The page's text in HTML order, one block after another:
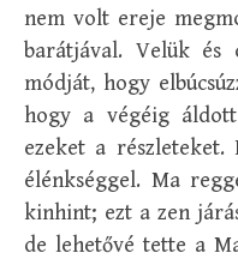
nem volt ereje
barátjával. Velük és
módját, hogy
hogy a végéig
ezeket a
élénkséggel. Ma
kinhint; ezt a zen
de lehetővé tette a